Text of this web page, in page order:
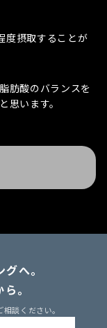
度摂取することが
肪酸のバランスを
思います。
へ。
。
談ください。